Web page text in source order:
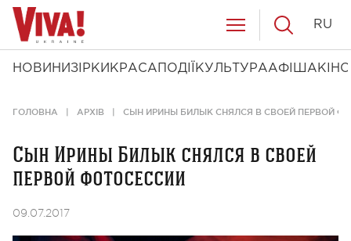
НОВИНИ ЗІРКИ КРАСА ПОДІЇ КУЛЬТУРААФІША КІНО
RU
ГОЛОВНА АРХІВ СЫН ИРИНЫ БИЛЫК СНЯЛСЯ В СВОЕЙ ПЕРВОЙ
Сын Ирины Билык снялся в своей
первой фотосессии
09.07.2017